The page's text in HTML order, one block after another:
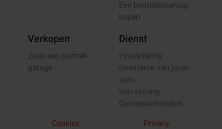
Een bedrijfsvoertuig
kopen
Verkopen
Zoek een partner-
garage
Dienst
Financiering
Overname van jouw
auto
Verzekering
Concessiehouders
Cookies Privacy